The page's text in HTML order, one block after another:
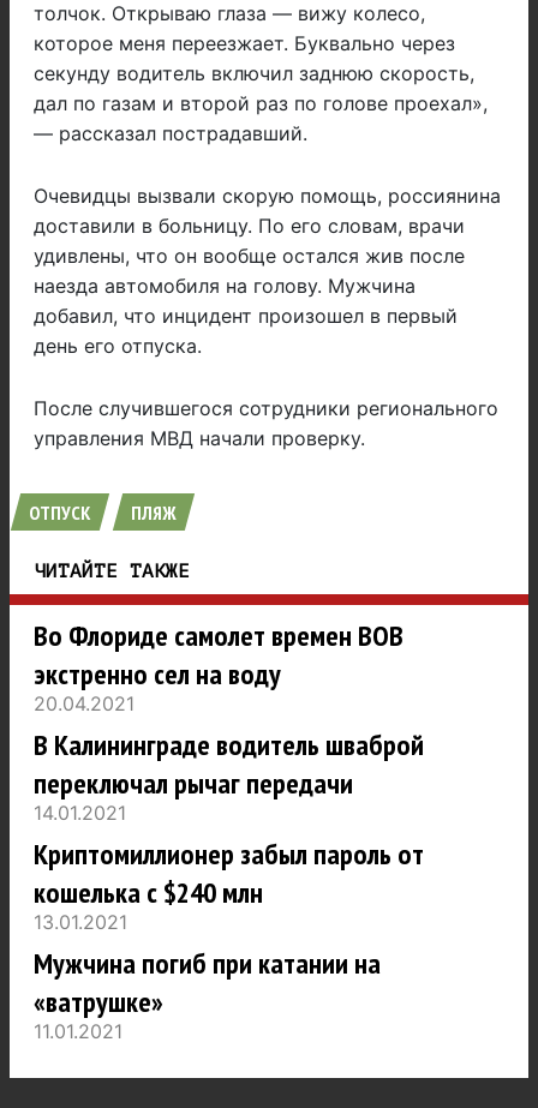
толчок. Открываю глаза — вижу колесо,
которое меня переезжает. Буквально через
секунду водитель включил заднюю скорость,
дал по газам и второй раз по голове проехал»,
— рассказал пострадавший.
Очевидцы вызвали скорую помощь, россиянина
доставили в больницу. По его словам, врачи
удивлены, что он вообще остался жив после
наезда автомобиля на голову. Мужчина
добавил, что инцидент произошел в первый
день его отпуска.
После случившегося сотрудники регионального
управления МВД начали проверку.
ОТПУСК ПЛЯЖ
ЧИТАЙТЕ ТАКЖЕ
Во Флориде самолет времен ВОВ
экстренно сел на воду
20.04.2021
В Калининграде водитель шваброй
переключал рычаг передачи
14.01.2021
Криптомиллионер забыл пароль от
кошелька с $240 млн
13.01.2021
Мужчина погиб при катании на
«ватрушке»
11.01.2021